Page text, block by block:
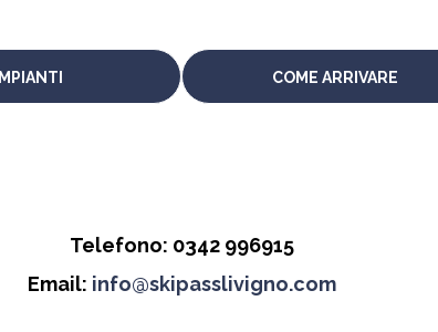
IMPIANTI COME ARRIVARE
Telefono: 0342 996915
Email: info@skipasslivigno.com